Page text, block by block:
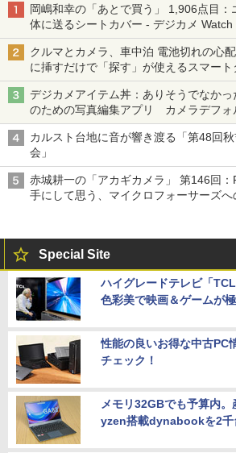
岡嶋和幸の「あとで買う」 1,906点目：
体に送るシートカバー - デジカメ Watch
クルマとカメラ、車中泊 電池切れの心
に挿すだけで「探す」が使えるスマー
デジカメアイテム丼：ありそうでなかっ
のための写真編集アプリ カメラデフォ
る「Filmator」
カルスト台地に音が響き渡る「第48回
会」
赤城耕一の「アカギカメラ」 第146回
手にして思う、マイクロフォーサーズ
Special Site
ハイグレードテレビ「
色彩美で映画＆ゲームが
性能の良いお得な中古PC
チェック！
メモリ32GBでも予算内
yzen搭載dynabookを2千